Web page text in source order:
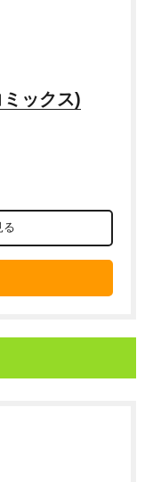
ックス)
る